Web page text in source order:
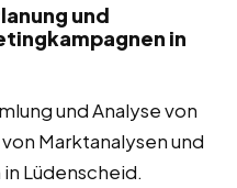
und
in
und Analyse von
Marktanalysen und
Lüdenscheid.